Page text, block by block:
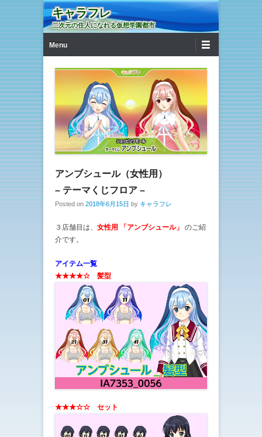
キャラフレ
二次元の住人になれる仮想学園都市
Menu
アンブシュール（女性用）
– テーマくじフロア –
Posted on 2018年6月15日 by キャラフレ
３店舗目は、 女性用 「アンブシュール」 のご紹
介です。
アイテム一覧
★★★★☆ 髪型
★★★☆☆ セット